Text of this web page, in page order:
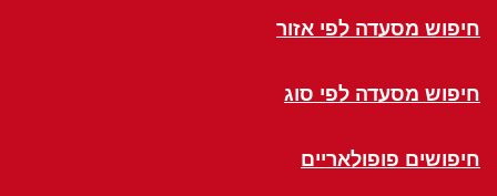
חיפוש מסעדה לפי אזור
חיפוש מסעדה לפי סוג
חיפושים פופולאריים